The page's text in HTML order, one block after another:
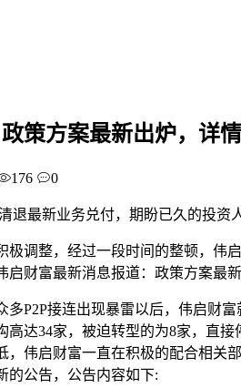
策方案最新出炉，详
176 0
退最新业务兑付，期盼已久的投资
极调整，经过一段时间的整顿，伟
多P2P接连出现暴雷以后，伟启财
高达34家，被迫转型的为8家，直
，伟启财富一直在积极的配合相
的公告，公告内容如下: